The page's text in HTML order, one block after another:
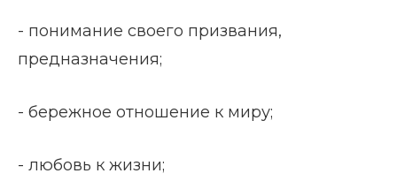
- понимание своего призвания,
предназначения;
- бережное отношение к миру;
- любовь к жизни;